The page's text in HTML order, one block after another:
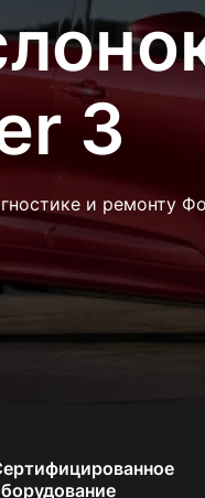
3
и ремонту